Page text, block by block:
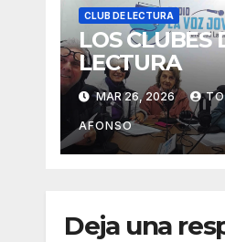
CLUB DE LECTURA
LOS CLUBES
LECTURA
MAR 26, 2026
AFONSO
Deja una